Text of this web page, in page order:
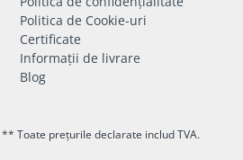
Politica de Cookie-uri
Certificate
Informații de livrare
Blog
** Toate prețurile declarate includ TVA.